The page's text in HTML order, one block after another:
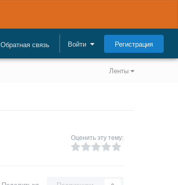
Обратная связь Войти Регистрация
Ленты
Оценить эту тему: